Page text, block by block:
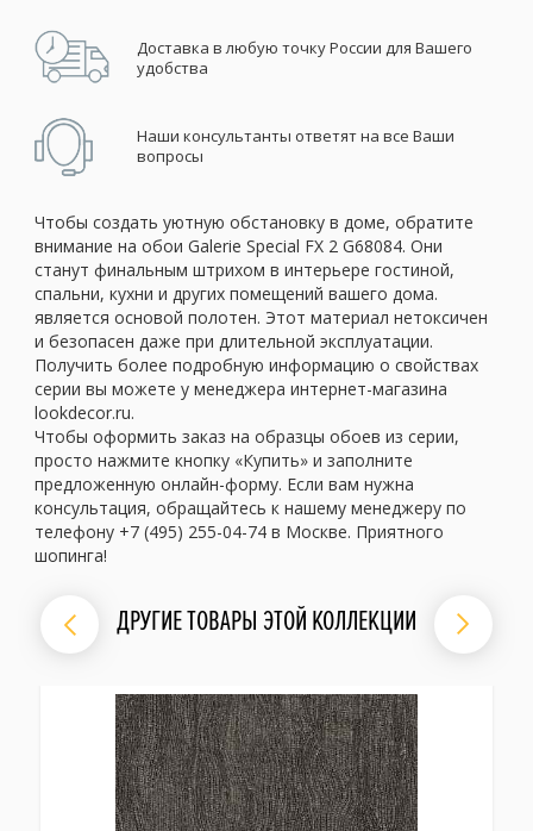
Доставка в любую точку России для Вашего
удобства
Наши консультанты ответят на все Ваши
вопросы
Чтобы создать уютную обстановку в доме, обратите
внимание на обои Galerie Special FX 2 G68084. Они
станут финальным штрихом в интерьере гостиной,
спальни, кухни и других помещений вашего дома.
является основой полотен. Этот материал нетоксичен
и безопасен даже при длительной эксплуатации.
Получить более подробную информацию о свойствах
серии вы можете у менеджера интернет-магазина
lookdecor.ru.
Чтобы оформить заказ на образцы обоев из серии,
просто нажмите кнопку «Купить» и заполните
предложенную онлайн-форму. Если вам нужна
консультация, обращайтесь к нашему менеджеру по
телефону +7 (495) 255-04-74 в Москве. Приятного
шопинга!
ДРУГИЕ ТОВАРЫ ЭТОЙ КОЛЛЕКЦИИ